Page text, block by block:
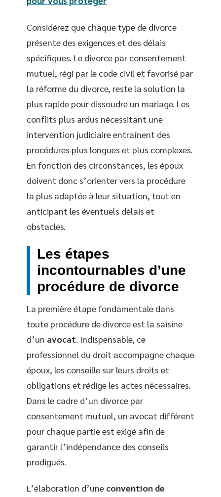
Considérez que chaque type de divorce
présente des exigences et des délais
spécifiques. Le divorce par consentement
mutuel, régi par le code civil et favorisé par
la réforme du divorce, reste la solution la
plus rapide pour dissoudre un mariage. Les
conflits plus ardus nécessitant une
intervention judiciaire entraînent des
procédures plus longues et plus complexes.
En fonction des circonstances, les époux
doivent donc s’orienter vers la procédure
la plus adaptée à leur situation, tout en
anticipant les éventuels délais et
obstacles.
Les étapes
incontournables d’une
procédure de divorce
La première étape fondamentale dans
toute procédure de divorce est la saisine
d’un avocat . Indispensable, ce
professionnel du droit accompagne chaque
époux, les conseille sur leurs droits et
obligations et rédige les actes nécessaires.
Dans le cadre d’un divorce par
consentement mutuel, un avocat différent
pour chaque partie est exigé afin de
garantir l’indépendance des conseils
prodigués.
L’élaboration d’une convention de